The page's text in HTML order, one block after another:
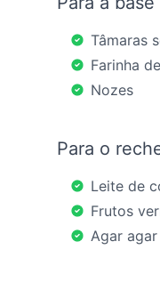
Tâmaras
Farinha
Nozes
Para o
Leite de
Frutos
Agar